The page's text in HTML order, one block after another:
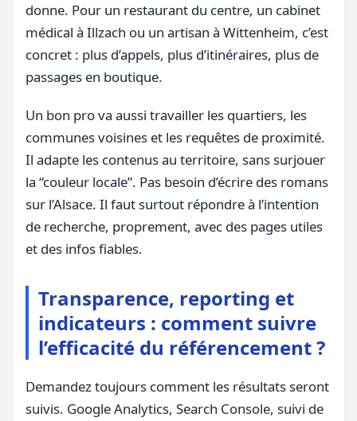
donne. Pour un restaurant du centre, un cabinet
médical à Illzach ou un artisan à Wittenheim, c’est
concret : plus d’appels, plus d’itinéraires, plus de
passages en boutique.
Un bon pro va aussi travailler les quartiers, les
communes voisines et les requêtes de proximité.
Il adapte les contenus au territoire, sans surjouer
la “couleur locale”. Pas besoin d’écrire des romans
sur l’Alsace. Il faut surtout répondre à l’intention
de recherche, proprement, avec des pages utiles
et des infos fiables.
Transparence, reporting et
indicateurs : comment suivre
l’efficacité du référencement ?
Demandez toujours comment les résultats seront
suivis. Google Analytics, Search Console, suivi de